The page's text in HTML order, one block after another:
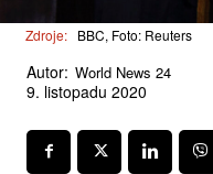
Zdroje: BBC, Foto: Reuters
Autor: World News 24
9. listopadu 2020